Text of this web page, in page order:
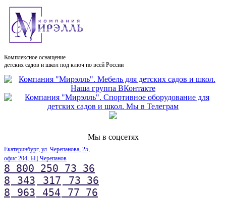
Комплексное оснащение
детских садов и школ под ключ по всей России
Мы в соцсетях
Екатеринбург, ул. Черепанова, 25,
офис 204, БЦ Черепанов
8 800 250 73 36
8
343 317
73 36
8
963 454 77 76